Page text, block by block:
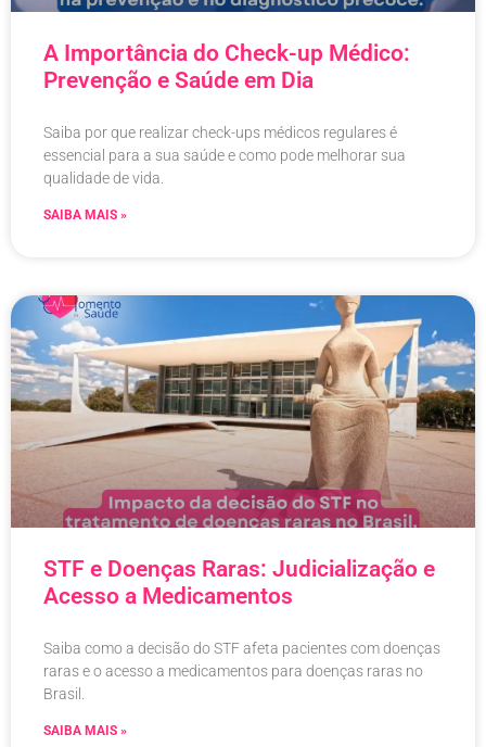
A Importância do Check-up Médico:
Prevenção e Saúde em Dia
Saiba por que realizar check-ups médicos regulares é
essencial para a sua saúde e como pode melhorar sua
qualidade de vida.
SAIBA MAIS »
STF e Doenças Raras: Judicialização e
Acesso a Medicamentos
Saiba como a decisão do STF afeta pacientes com doenças
raras e o acesso a medicamentos para doenças raras no
Brasil.
SAIBA MAIS »